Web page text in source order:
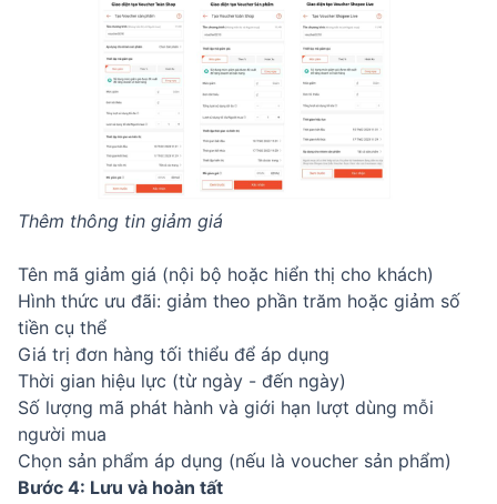
Thêm thông tin giảm giá
Tên mã giảm giá (nội bộ hoặc hiển thị cho khách)
Hình thức ưu đãi: giảm theo phần trăm hoặc giảm số
tiền cụ thể
Giá trị đơn hàng tối thiểu để áp dụng
Thời gian hiệu lực (từ ngày - đến ngày)
Số lượng mã phát hành và giới hạn lượt dùng mỗi
người mua
Chọn sản phẩm áp dụng (nếu là voucher sản phẩm)
Bước 4: Lưu và hoàn tất